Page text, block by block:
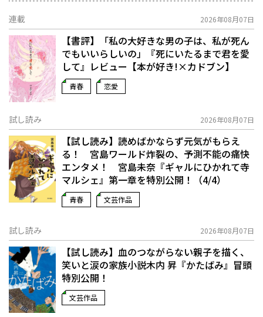
連載 2026年08月07日
【書評】「私の大好きな男の子は、私が死ん
でもいいらしいの」――『死にいたるまで君を愛
して』レビュー【本が好き!×カドブン】
青春 恋愛
試し読み 2026年08月07日
【試し読み】読めばかならず元気がもらえ
る！ 宮島ワールド炸裂の、予測不能の痛快
エンタメ！ 宮島未奈『ギャルにひかれて寺
マルシェ』第一章を特別公開！（4/4）
青春 文芸作品
試し読み 2026年08月07日
【試し読み】血のつながらない親子を描く、
笑いと涙の家族小説――木内 昇『かたばみ』冒頭
特別公開！
文芸作品